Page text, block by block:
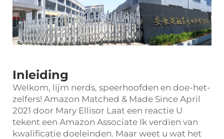
Inleiding
Welkom, lijm nerds, speerhoofden en doe-het-
zelfers! Amazon Matched & Made Since April
2021 door Mary Ellisor Laat een reactie U
tekent een Amazon Associate Ik verdien van
kwalificatie doeleinden. Maar weet u wat het